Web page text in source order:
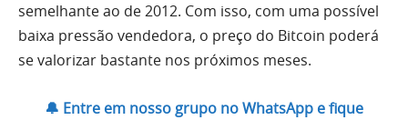
semelhante ao de 2012. Com isso, com uma possível
baixa pressão vendedora, o preço do Bitcoin poderá
se valorizar bastante nos próximos meses.
🔔 Entre em nosso grupo no WhatsApp e fique